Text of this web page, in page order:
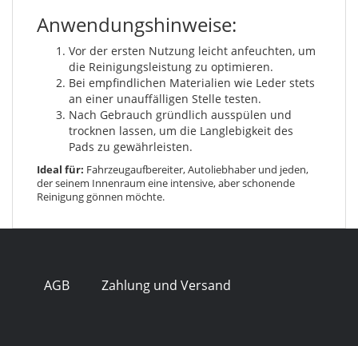
Anwendungshinweise:
Vor der ersten Nutzung leicht anfeuchten, um
die Reinigungsleistung zu optimieren.
Bei empfindlichen Materialien wie Leder stets
an einer unauffälligen Stelle testen.
Nach Gebrauch gründlich ausspülen und
trocknen lassen, um die Langlebigkeit des
Pads zu gewährleisten.
Ideal für: Fahrzeugaufbereiter, Autoliebhaber und jeden,
der seinem Innenraum eine intensive, aber schonende
Reinigung gönnen möchte.
AGB Zahlung und Versand